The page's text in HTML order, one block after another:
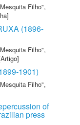
Filho",
(1896-
Filho",
1901)
Filho",
of
press